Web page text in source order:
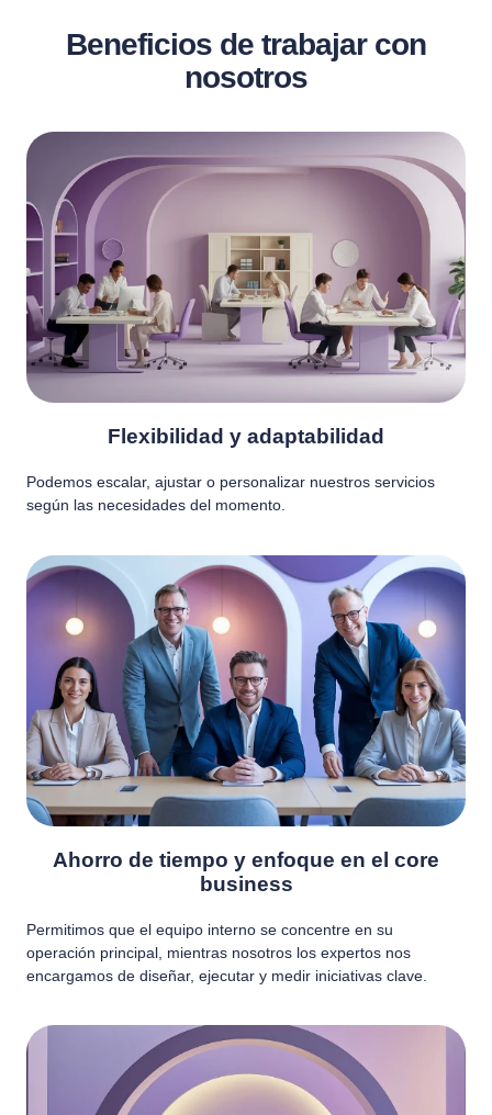
Beneficios de trabajar con
nosotros
Flexibilidad y adaptabilidad
Podemos escalar, ajustar o personalizar nuestros servicios
según las necesidades del momento.
Ahorro de tiempo y enfoque en el core
business
Permitimos que el equipo interno se concentre en su
operación principal, mientras nosotros los expertos nos
encargamos de diseñar, ejecutar y medir iniciativas clave.